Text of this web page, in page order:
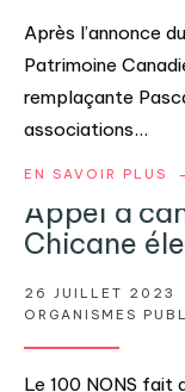
Après l’annonce
Patrimoine
remplaçante
associations...
EN SAVOIR PLUS
Appel à
Chicane
26 JUILLET 2023
ORGANISMES
Le 100 NONS fait